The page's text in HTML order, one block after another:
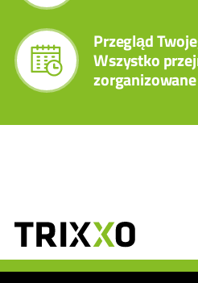
Przegląd
Wszystko